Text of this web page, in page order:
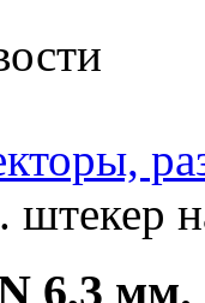
6,3